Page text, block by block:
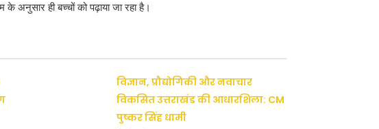
के अनुसार ही बच्चों को पढ़ाया जा रहा है।
विज्ञान, प्रौद्योगिकी और नवाचार
विकसित उत्तराखंड की आधारशिला: CM
पुष्कर सिंह धामी